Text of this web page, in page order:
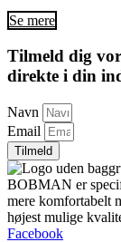
Se mere
Tilmeld dig
direkte i din
Navn
Email
Tilmeld
BOBMAN er
mere komfortabelt
højest mulige
Facebook